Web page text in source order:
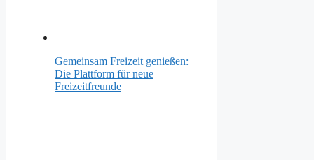
Gemeinsam Freizeit genießen:
Die Plattform für neue
Freizeitfreunde